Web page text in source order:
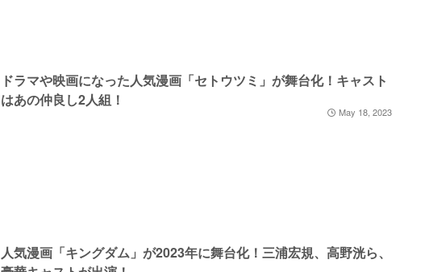
ドラマや映画になった人気漫画「セトウツミ」が舞台化！キャスト
はあの仲良し2人組！
May 18, 2023
人気漫画「キングダム」が2023年に舞台化！三浦宏規、高野洸ら、